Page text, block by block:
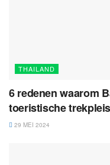
THAILAND
6 redenen waarom
toeristische
29 MEI 2024